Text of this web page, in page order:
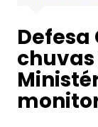
chuvas